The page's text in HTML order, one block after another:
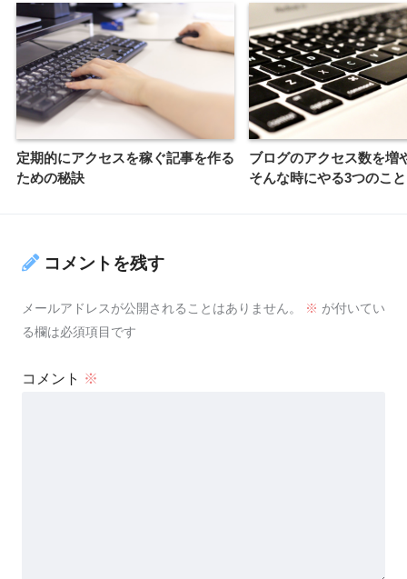
定期的にアクセスを稼ぐ記事を作る
ための秘訣
ブログのアクセス数を増
そんな時にやる3つのこと
コメントを残す
メールアドレスが公開されることはありません。 ※ が付いてい
る欄は必須項目です
コメント ※